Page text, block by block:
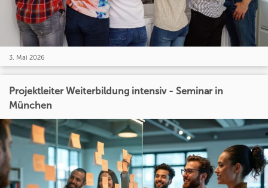
3. Mai 2026
Projektleiter Weiterbildung intensiv - Seminar in
München